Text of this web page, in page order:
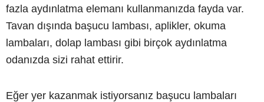
fazla aydınlatma elemanı kullanmanızda fayda var.
Tavan dışında başucu lambası, aplikler, okuma
lambaları, dolap lambası gibi birçok aydınlatma
odanızda sizi rahat ettirir.
Eğer yer kazanmak istiyorsanız başucu lambaları